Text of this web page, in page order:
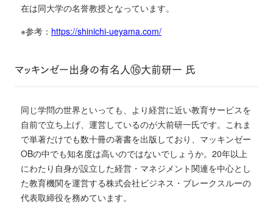
在は同大学の名誉教授となっています。
※参考： https://shinichi-ueyama.com/
マッキンゼー出身の有名人⑯大前研一 氏
同じ学問の世界といっても、より経営に近い教育サービスを
自前で立ち上げ、運営しているのが大前研一氏です。これま
で単著だけでも数十冊の著書を出版しており、マッキンゼー
OBの中でも知名度は高いのではないでしょうか。20年以上
にわたり自身が設立した経営・マネジメント関連を中心とし
た教育機関を運営する株式会社ビジネス・ブレークスルーの
代表取締役を務めています。